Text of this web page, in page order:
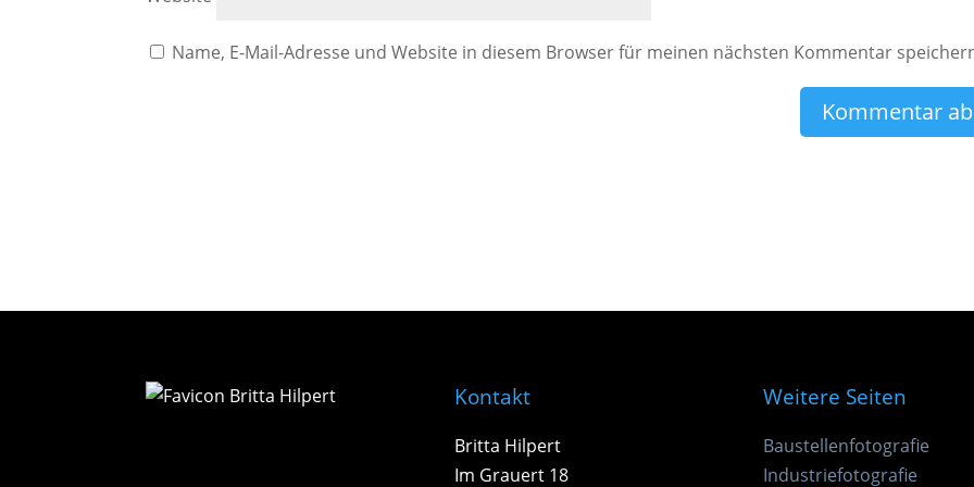
Name, E-Mail-Adresse und Website in diesem Browser für meinen nächsten Kommentar
Kontakt
Britta Hilpert
Im Grauert 18
Weitere Seiten
Baustellenfotografie
Industriefotografie